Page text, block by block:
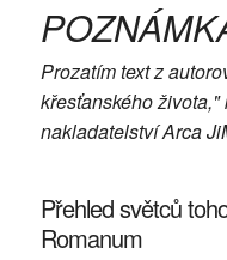
Prozatím text z
křesťanského
nakladatelství Arca
Přehled světců
Romanum